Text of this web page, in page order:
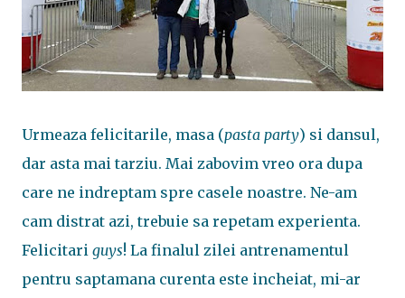
Urmeaza felicitarile, masa (pasta party) si dansul,
dar asta mai tarziu. Mai zabovim vreo ora dupa
care ne indreptam spre casele noastre. Ne-am
cam distrat azi, trebuie sa repetam experienta.
Felicitari guys! La finalul zilei antrenamentul
pentru saptamana curenta este incheiat, mi-ar